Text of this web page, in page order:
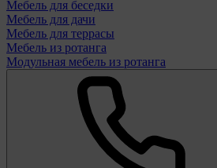
Мебель для беседки
Мебель для дачи
Мебель для террасы
Мебель из ротанга
Модульная мебель из ротанга